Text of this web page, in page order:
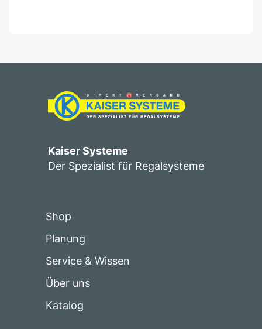
Kaiser Systeme
Der Spezialist für Regalsysteme
Shop
Planung
Service & Wissen
Über uns
Katalog